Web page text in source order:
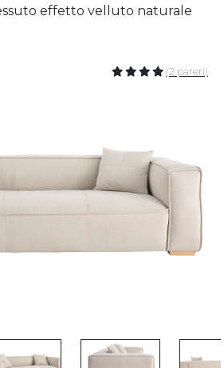
effetto velluto naturale
(2 pareri)